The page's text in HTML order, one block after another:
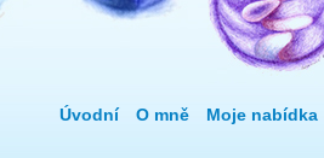
Úvodní O mně Moje nabídka